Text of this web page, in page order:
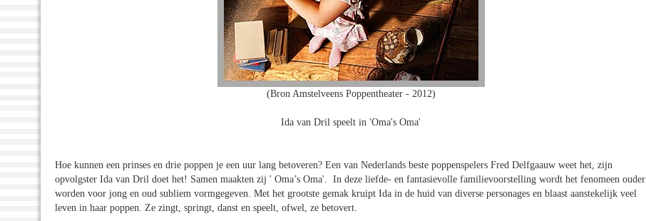
(Bron Amstelveens Poppentheater - 2012)
Ida van Dril speelt in 'Oma's Oma'
Hoe kunnen een prinses en drie poppen je een uur lang betoveren? Een van Nederlands beste poppenspelers Fred Delfgaauw weet het, zijn
opvolgster Ida van Dril doet het! Samen maakten zij ' Oma’s Oma'. In deze liefde- en fantasievolle familievoorstelling wordt het fenomeen ouder
worden voor jong en oud subliem vormgegeven. Met het grootste gemak kruipt Ida in de huid van diverse personages en blaast aanstekelijk veel
leven in haar poppen. Ze zingt, springt, danst en speelt, ofwel, ze betovert.